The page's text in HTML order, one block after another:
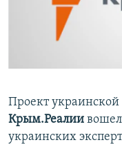
ПОБЕДИТЕЛЕЙ НЕ
КРЫМ.НЕПОКОРЕННЫЙ
ПРИСОЕДИНЯЙТЕСЬ!
Все сайты RFE/RL
Проект
Крым.Реалии
украинских